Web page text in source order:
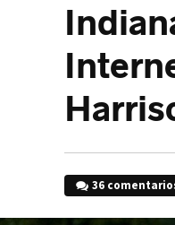
36